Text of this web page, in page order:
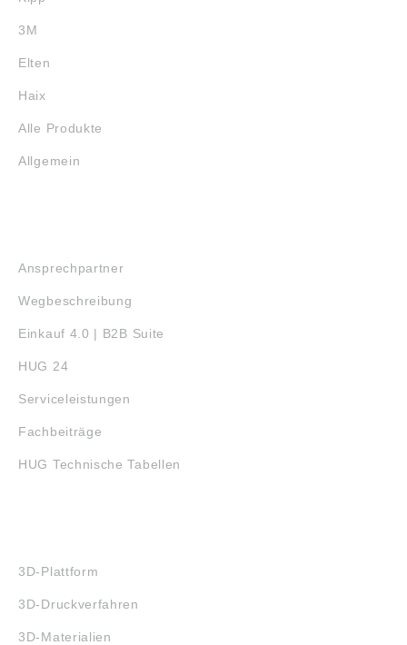
3M
Elten
Haix
Alle Produkte
Allgemein
Ansprechpartner
Wegbeschreibung
Einkauf 4.0 | B2B Suite
HUG 24
Serviceleistungen
Fachbeiträge
HUG Technische Tabellen
3D-Plattform
3D-Druckverfahren
3D-Materialien